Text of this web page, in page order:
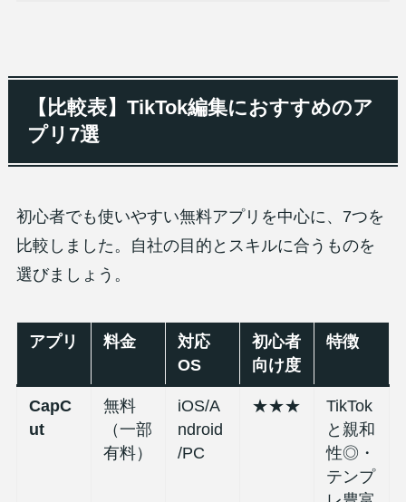
【比較表】TikTok編集におすすめのア
プリ7選
初心者でも使いやすい無料アプリを中心に、7つを
比較しました。自社の目的とスキルに合うものを
選びましょう。
アプリ 料金
対応
OS
初心者
向け度
特徴
CapC
ut
無料
（一部
有料）
iOS/A
ndroid
/PC
★★★
TikTok
と親和
性◎・
テンプ